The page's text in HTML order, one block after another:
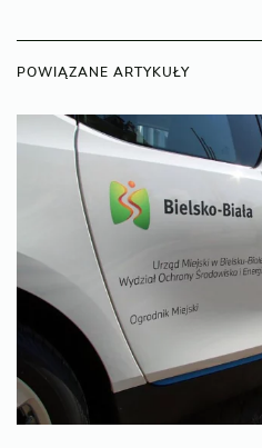
POWIĄZANE ARTYKUŁY